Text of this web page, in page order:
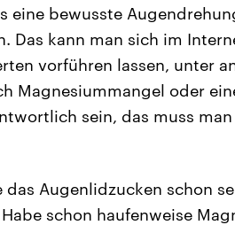
eine bewusste
Das kann man sich im
vorführen lassen, unter
Magnesiummangel oder
sein, das muss
das Augenlidzucken schon
schon haufenweise